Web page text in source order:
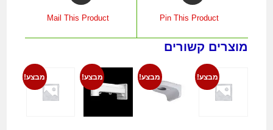
Pin This Product
Mail This Product
מוצרים קשורים
מבצע! מבצע! מבצע! מבצע!